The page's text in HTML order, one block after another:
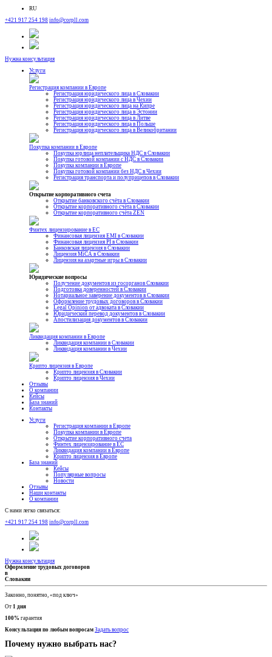
RU
+421 917 254 198 info@corpll.com
Нужна консультация
Услуги
Регистрация компании в Европе
Регистрация юридического лица в Словакии
Регистрация юридического лица в Чехии
Регистрация юридического лица на Кипре
Регистрация юридического лица в Эстонии
Регистрация юридического лица в Литве
Регистрация юридического лица в Польше
Регистрация юридического лица в Великобритании
Покупка компании в Европе
Покупка юрлица неплательщика НДС в Словакии
Покупка готовой компании с НДС в Словакии
Покупка компании в Европе
Покупка готовой компании без НДС в Чехии
Регистрация транспорта и полуприцепов в Словакии
Открытие корпоративного счета
Открытие банковского счёта в Словакии
Открытие корпоративного счёта в Словакии
Открытие корпоративного счёта ZEN
Финтех лицензирование в ЕС
Финансовая лицензия EMI в Словакии
Финансовая лицензия PI в Словакии
Банковская лицензия в Словакии
Лицензия MiCA в Словакии
Лицензия на азартные игры в Словакии
Юридические вопросы
Получение документов из госорганов Словакии
Подготовка доверенностей в Словакии
Нотариальное заверение документов в Словакии
Оформление трудовых договоров в Словакии
Legal Opinion от адвоката в Словакии
Юридический перевод документов в Словакии
Апостилизация документов в Словакии
Ликвидация компании в Европе
Ликвидация компании в Словакии
Ликвидация компании в Чехии
Крипто лицензия в Европе
Крипто лицензия в Словакии
Крипто лицензия в Чехии
Отзывы
О компании
Кейсы
База знаний
Контакты
Услуги
Регистрация компании в Европе
Покупка компании в Европе
Открытие корпоративного счета
Финтех лицензирование в ЕС
Ликвидация компании в Европе
Крипто лицензия в Европе
База знаний
Кейсы
Популярные вопросы
Новости
Отзывы
Наши контакты
О компании
С нами легко связаться:
+421 917 254 198 info@corpll.com
Нужна консультация
Оформление трудовых договоров
в
Словакии
Законно, понятно, «под ключ»
От 1 дня
100% гарантия
Консультация по любым вопросам Задать вопрос
Почему нужно выбрать нас?